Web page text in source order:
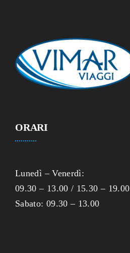
ORARI
Lunedì – Venerdì:
09.30 – 13.00 / 15.30 – 19.00
Sabato: 09.30 – 13.00